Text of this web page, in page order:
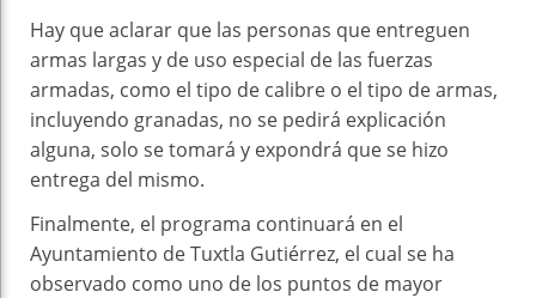
Hay que aclarar que las personas que entreguen
armas largas y de uso especial de las fuerzas
armadas, como el tipo de calibre o el tipo de armas,
incluyendo granadas, no se pedirá explicación
alguna, solo se tomará y expondrá que se hizo
entrega del mismo.
Finalmente, el programa continuará en el
Ayuntamiento de Tuxtla Gutiérrez, el cual se ha
observado como uno de los puntos de mayor